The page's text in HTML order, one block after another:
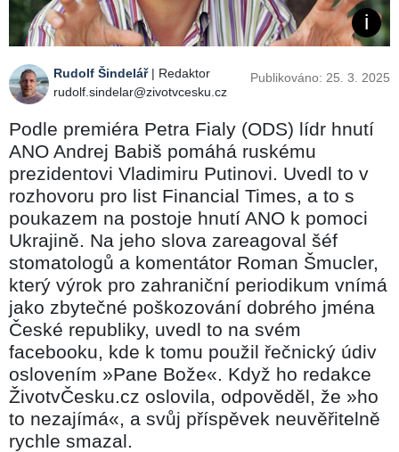
Rudolf Šindelář| Redaktor
rudolf.sindelar@zivotvcesku.cz
Publikováno: 25. 3. 2025
Podle premiéra Petra Fialy (ODS) lídr hnutí
ANO Andrej Babiš pomáhá ruskému
prezidentovi Vladimiru Putinovi. Uvedl to v
rozhovoru pro list Financial Times, a to s
poukazem na postoje hnutí ANO k pomoci
Ukrajině. Na jeho slova zareagoval šéf
stomatologů a komentátor Roman Šmucler,
který výrok pro zahraniční periodikum vnímá
jako zbytečné poškozování dobrého jména
České republiky, uvedl to na svém
facebooku, kde k tomu použil řečnický údiv
oslovením »Pane Bože«. Když ho redakce
ŽivotvČesku.cz oslovila, odpověděl, že »ho
to nezajímá«, a svůj příspěvek neuvěřitelně
rychle smazal.